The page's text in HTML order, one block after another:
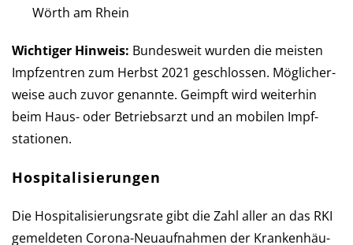
Wörth am Rhein
Wichtiger Hinweis: Bundesweit wurden die meisten
Impf­zen­tren zum Herbst 2021 ge­schlos­sen. Mög­licher­
weise auch zu­vor ge­nannte. Ge­impft wird weiter­hin
beim Haus- oder Betriebs­arzt und an mobilen Impf­
stationen.
Hospitalisierungen
Die Hospitalisierungsrate gibt die Zahl aller an das RKI
ge­mel­de­ten Corona-Neu­auf­nah­men der Kran­ken­häu­